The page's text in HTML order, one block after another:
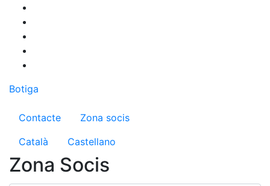
contingut
Botiga
Menú del compte d'usuari
Contacte
Zona socis
Català
Castellano
Zona Socis